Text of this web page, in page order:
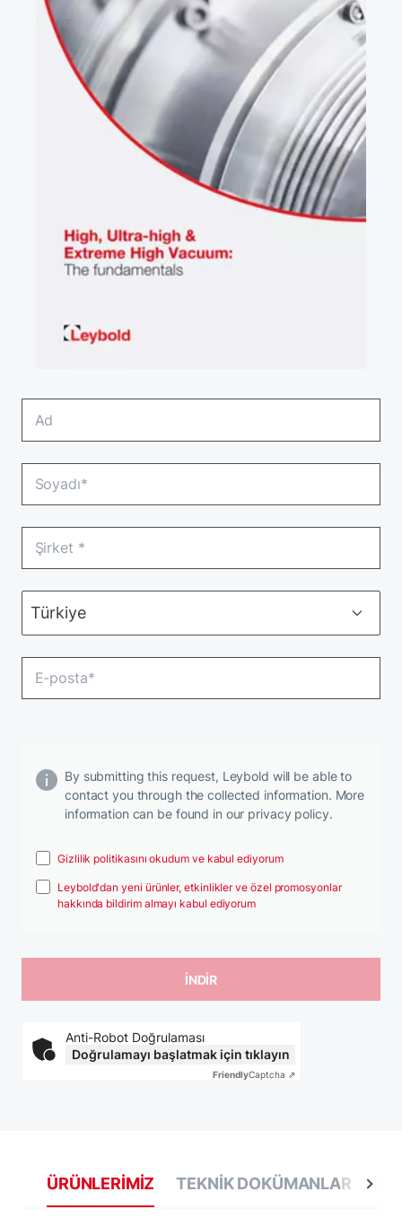
By submitting this request, Leybold will be able to
contact you through the collected information. More
information can be found in our privacy policy.
Gizlilik politikasını okudum ve kabul ediyorum
Leybold'dan yeni ürünler, etkinlikler ve özel promosyonlar
hakkında bildirim almayı kabul ediyorum
Anti-Robot Doğrulaması
Doğrulamayı başlatmak için tıklayın
FriendlyCaptcha ⇗
ÜRÜNLERIMIZ TEKNIK DOKÜMANLAR